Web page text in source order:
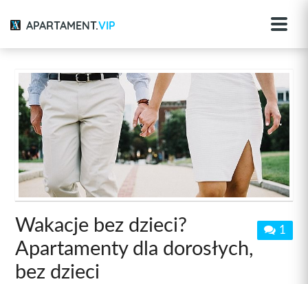
APARTAMENT.VIP
1
Wakacje bez dzieci?
Apartamenty dla dorosłych,
bez dzieci